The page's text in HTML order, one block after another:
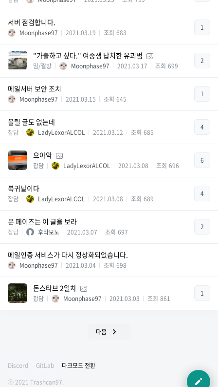
서버 점검합니다.
Moonphase97 2021.03.19 조회 683
1
"가출하고 싶다." 여중생 납치한 유괴범
밈/짤방 Moonphase97 2021.03.17 조회 699
2
메일서버 보안 조치
Moonphase97 2021.03.15 조회 645
1
올릴 글도 없는데
잡담 LadyLexorALCOL 2021.03.12 조회 685
4
으아악
잡담 LadyLexorALCOL 2021.03.08 조회 696
6
복귀날이다
잡담 LadyLexorALCOL 2021.03.08 조회 689
4
문 페이즈는 이 글을 보라
잡담 후라보노 2021.03.07 조회 697
2
메일인증 서비스가 다시 정상화되었습니다.
Moonphase97 2021.03.04 조회 698
돈스타브 2일차
잡담 Moonphase97 2021.03.03 조회 861
1
다음
Discord GitLab
다크모드 전환
ⓒ 2021 Trashcan97.